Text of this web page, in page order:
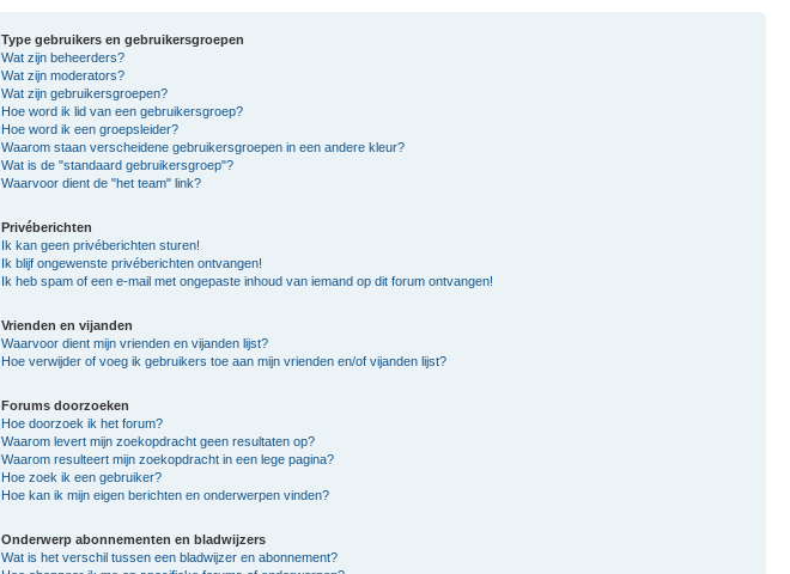
Type gebruikers en gebruikersgroepen
Wat zijn beheerders?
Wat zijn moderators?
Wat zijn gebruikersgroepen?
Hoe word ik lid van een gebruikersgroep?
Hoe word ik een groepsleider?
Waarom staan verscheidene gebruikersgroepen in een andere kleur?
Wat is de "standaard gebruikersgroep"?
Waarvoor dient de "het team" link?
Privéberichten
Ik kan geen privéberichten sturen!
Ik blijf ongewenste privéberichten ontvangen!
Ik heb spam of een e-mail met ongepaste inhoud van iemand op dit forum ontvangen!
Vrienden en vijanden
Waarvoor dient mijn vrienden en vijanden lijst?
Hoe verwijder of voeg ik gebruikers toe aan mijn vrienden en/of vijanden lijst?
Forums doorzoeken
Hoe doorzoek ik het forum?
Waarom levert mijn zoekopdracht geen resultaten op?
Waarom resulteert mijn zoekopdracht in een lege pagina?
Hoe zoek ik een gebruiker?
Hoe kan ik mijn eigen berichten en onderwerpen vinden?
Onderwerp abonnementen en bladwijzers
Wat is het verschil tussen een bladwijzer en abonnement?